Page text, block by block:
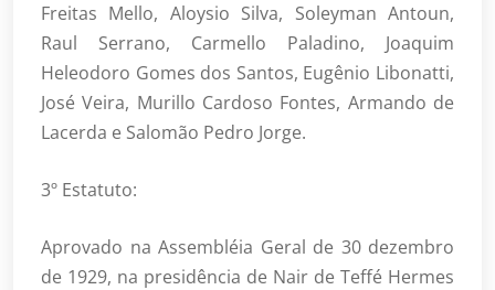
Freitas Mello, Aloysio Silva, Soleyman Antoun,
Raul Serrano, Carmello Paladino, Joaquim
Heleodoro Gomes dos Santos, Eugênio Libonatti,
José Veira, Murillo Cardoso Fontes, Armando de
Lacerda e Salomão Pedro Jorge.
3º Estatuto:
Aprovado na Assembléia Geral de 30 dezembro
de 1929, na presidência de Nair de Teffé Hermes